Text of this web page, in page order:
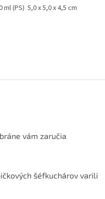
(PS) 5,0 x 5,0 x 4,5 cm
vám zaručia
šéfkuchárov varili